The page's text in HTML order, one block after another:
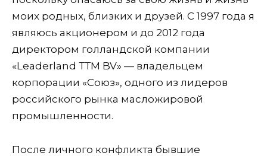
моих родных, близких и друзей. С 1997 года я
являюсь акционером и до 2012 года
директором голландской компании
«Leaderland ТТМ BV» — владельцем
корпорации «Союз», одного из лидеров
российского рынка масложировой
промышленности.
После личного конфликта бывшие